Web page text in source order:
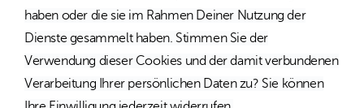
haben oder die sie im Rahmen Deiner Nutzung der
Dienste gesammelt haben. Stimmen Sie der
Verwendung dieser Cookies und der damit verbundenen
Verarbeitung Ihrer persönlichen Daten zu? Sie können